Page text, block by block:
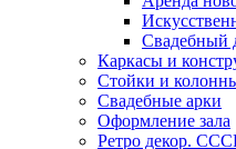
Свадебный
Каркасы и
Стойки и
Свадебные арки
Оформление зала
Ретро декор.